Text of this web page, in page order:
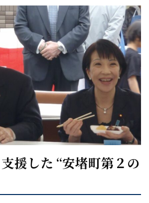
援した “安堵町第２の